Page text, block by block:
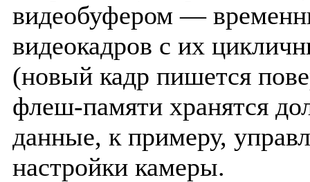
видеобуфером —
видеокадров с их
(новый кадр пишется
флеш-памяти хранятся
данные, к примеру,
настройки камеры.